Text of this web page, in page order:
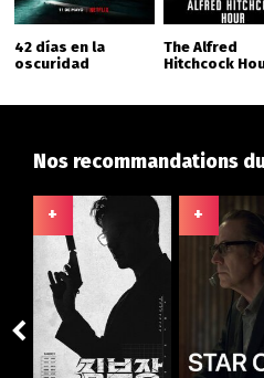
42 días en la
oscuridad
The Alfred
Hitchcock
Nos recommandations
+ +